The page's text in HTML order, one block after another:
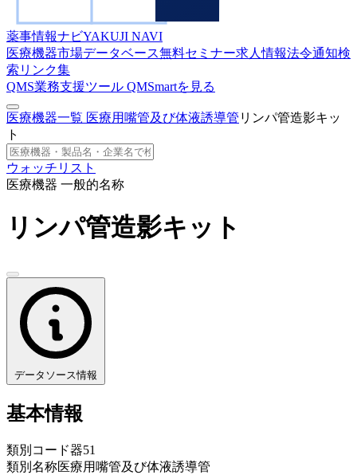
薬事情報ナビYAKUJI NAVI
医療機器市場データベース無料セミナー求人情報法令通知検
索 リンク集
QMS業務支援ツール QMSmartを見る
医療機器一覧 医療用嘴管及び体液誘導管 リンパ管造影キッ
ト
ウォッチリスト
医療機器 一般的名称
リンパ管造影キット
データソース情報
基本情報
類別コード器51
類別名称医療用嘴管及び体液誘導管